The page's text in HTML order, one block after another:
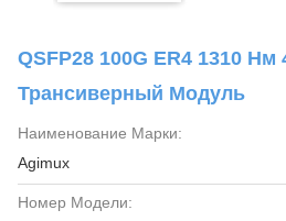
QSFP28 100G ER4 1310
Трансиверный Модуль
Наименование Марки:
Agimux
Номер Модели: